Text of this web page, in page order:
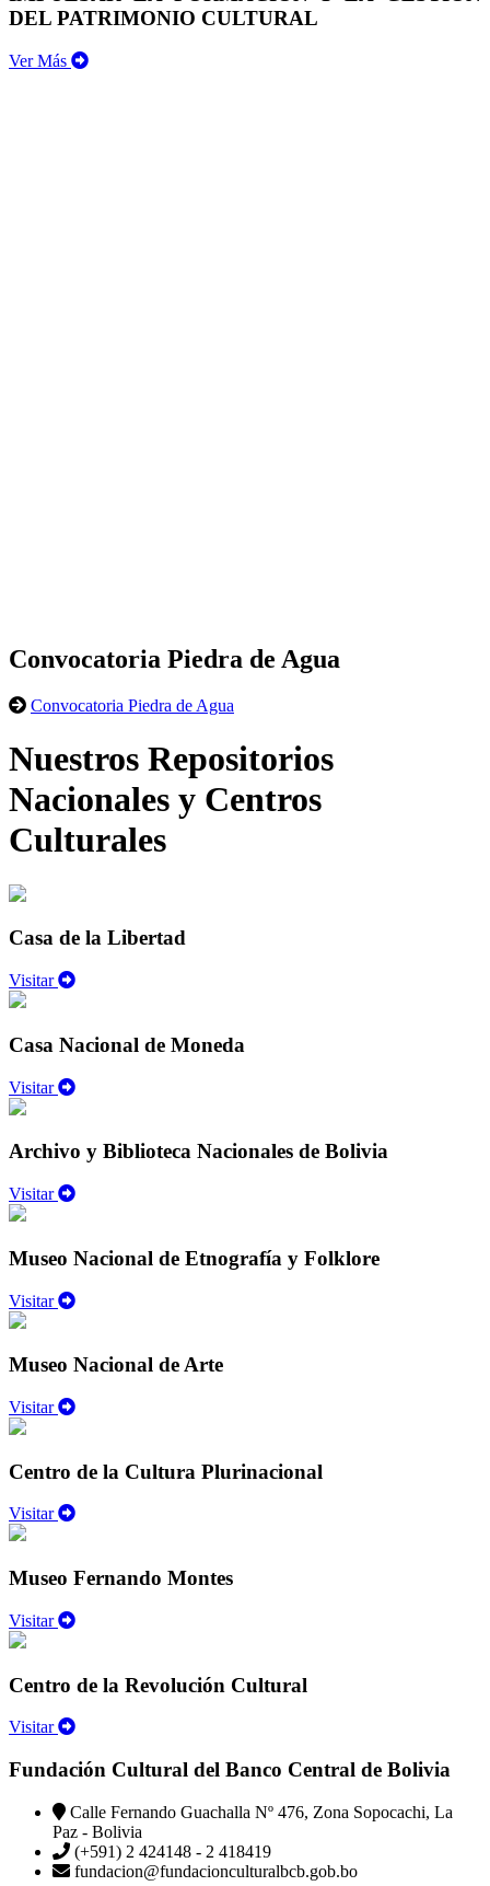
DEL PATRIMONIO CULTURAL
Ver Más
Convocatoria Piedra de Agua
Convocatoria Piedra de Agua
Nuestros Repositorios
Nacionales y Centros
Culturales
Casa de la Libertad
Visitar
Casa Nacional de Moneda
Visitar
Archivo y Biblioteca Nacionales de Bolivia
Visitar
Museo Nacional de Etnografía y Folklore
Visitar
Museo Nacional de Arte
Visitar
Centro de la Cultura Plurinacional
Visitar
Museo Fernando Montes
Visitar
Centro de la Revolución Cultural
Visitar
Fundación Cultural del Banco Central de Bolivia
Calle Fernando Guachalla Nº 476, Zona Sopocachi, La
Paz - Bolivia
(+591) 2 424148 - 2 418419
fundacion@fundacionculturalbcb.gob.bo